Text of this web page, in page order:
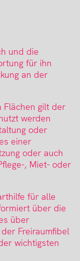
und die
für ihn
an der
Flächen gilt der
werden
oder
einer
oder auch
, Miet- oder
für alle
über die
über
Freiraumfibel
wichtigsten